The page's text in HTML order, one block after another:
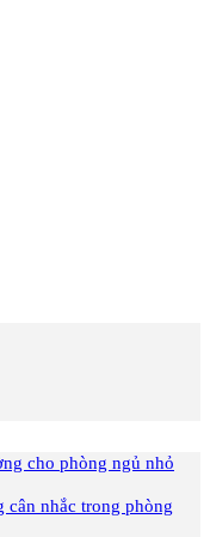
cho phòng ngủ nhỏ
cân nhắc trong phòng